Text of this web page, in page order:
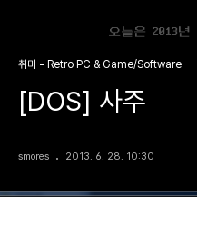
취미 - Retro PC & Game/Software
[DOS] 사주
smores 2013. 6. 28. 10:30